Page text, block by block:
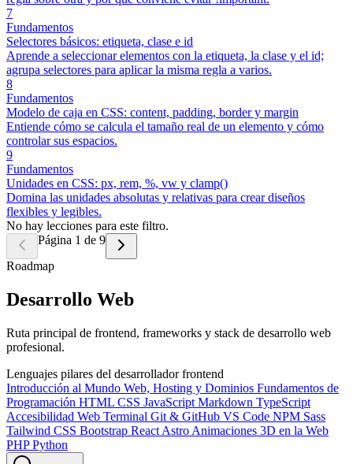
7
Fundamentos
Selectores básicos: etiqueta, clase e id
Aprende a seleccionar elementos con la etiqueta, la clase y el id;
agrupa selectores para aplicar la misma regla a varios.
8
Fundamentos
Modelo de caja en CSS: content, padding, border y margin
Entiende cómo se calcula el tamaño real de un elemento y cómo
controlar sus espacios.
9
Fundamentos
Unidades en CSS: px, rem, %, vw y clamp()
Domina las unidades absolutas y relativas para crear diseños
flexibles y legibles.
No hay lecciones para este filtro.
Página 1 de 9
Roadmap
Desarrollo Web
Ruta principal de frontend, frameworks y stack de desarrollo web
profesional.
Lenguajes pilares del desarrollador frontend
Introducción al Mundo Web, Hosting y Dominios Fundamentos de
Programación HTML CSS JavaScript Markdown TypeScript
Accesibilidad Web Terminal Git & GitHub VS Code NPM Sass
Tailwind CSS Bootstrap React Astro Animaciones 3D en la Web
PHPPython